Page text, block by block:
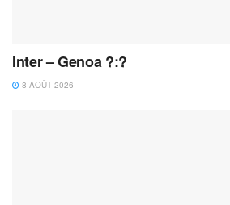
Inter – Genoa ?:?
8 AOÛT 2026